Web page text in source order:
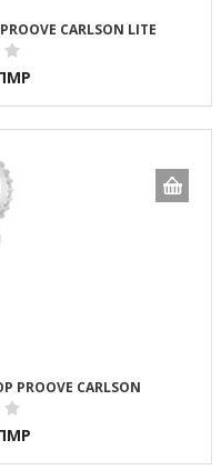
CARLSON LITE
CARLSON